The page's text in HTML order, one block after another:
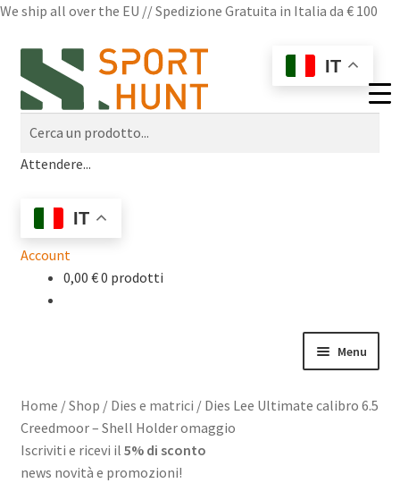
We ship all over the EU // Spedizione Gratuita in Italia da € 100
Vai
alla
navigazione
Vai
al
contenuto
IT
prodotto...
Cerca
un
prodotto...
Attendere...
IT
Account
0,00 €0 prodotti
Menu
Chi siamo
Home /Shop / Dies e matrici / Dies Lee Ultimate calibro 6.5
Creedmoor – Shell Holder omaggio
Iscriviti e ricevi il 5% di sconto
news novità e promozioni!